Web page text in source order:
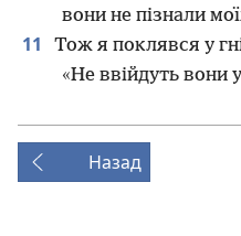
вони не пізнали
11
Тож я поклявся у
«Не ввійдуть вони
Назад